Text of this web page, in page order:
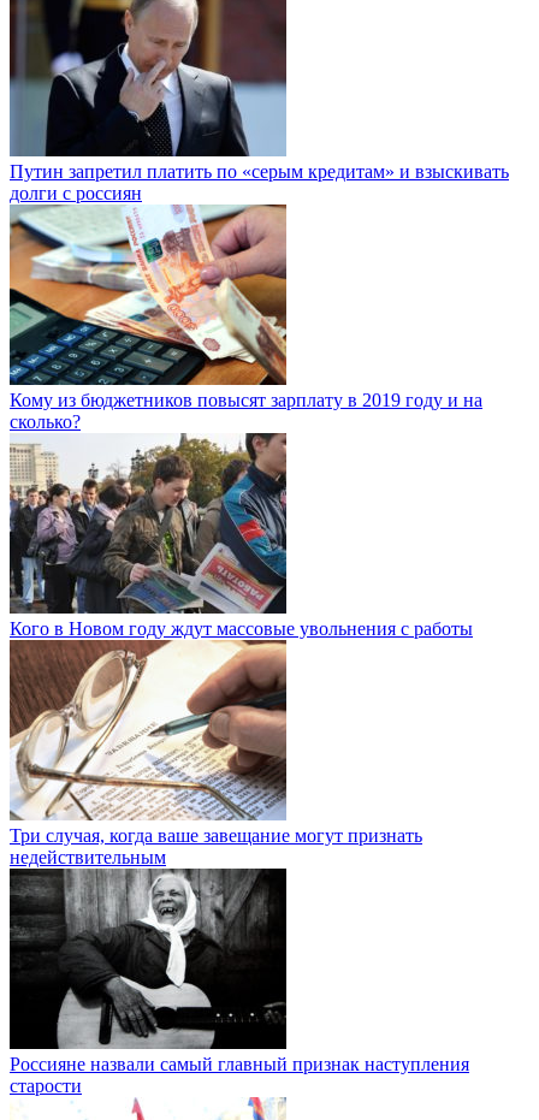
Путин запретил платить по «серым кредитам» и взыскивать
долги с россиян
Кому из бюджетников повысят зарплату в 2019 году и на
сколько?
Кого в Новом году ждут массовые увольнения с работы
Три случая, когда ваше завещание могут признать
недействительным
Россияне назвали самый главный признак наступления
старости